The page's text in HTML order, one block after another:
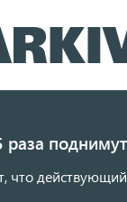
раза
что